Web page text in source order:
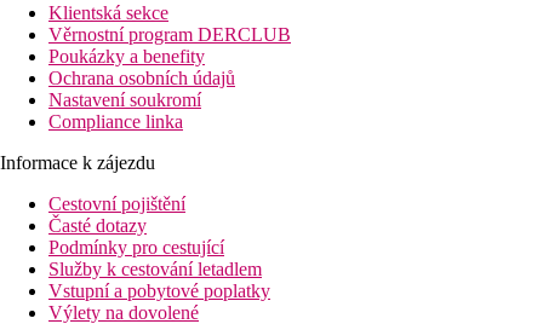
Klientská sekce
Věrnostní program DERCLUB
Poukázky a benefity
Ochrana osobních údajů
Nastavení soukromí
Compliance linka
Informace k zájezdu
Cestovní pojištění
Časté dotazy
Podmínky pro cestující
Služby k cestování letadlem
Vstupní a pobytové poplatky
Výlety na dovolené